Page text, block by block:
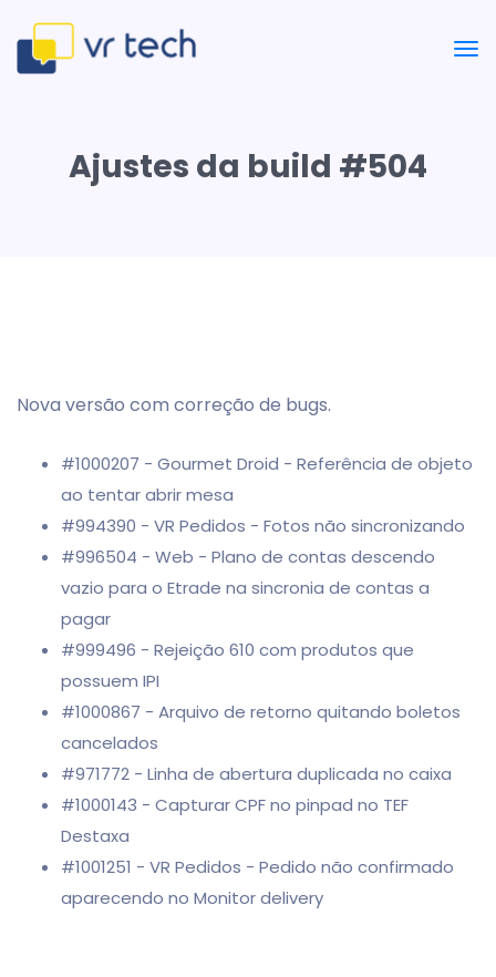
Ajustes da build #504
Nova versão com correção de bugs.
#1000207 - Gourmet Droid - Referência de objeto
ao tentar abrir mesa
#994390 - VR Pedidos - Fotos não sincronizando
#996504 - Web - Plano de contas descendo
vazio para o Etrade na sincronia de contas a
pagar
#999496 - Rejeição 610 com produtos que
possuem IPI
#1000867 - Arquivo de retorno quitando boletos
cancelados
#971772 - Linha de abertura duplicada no caixa
#1000143 - Capturar CPF no pinpad no TEF
Destaxa
#1001251 - VR Pedidos - Pedido não confirmado
aparecendo no Monitor delivery